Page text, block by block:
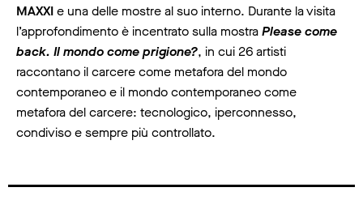
MAXXIe una delle mostre al suo interno. Durante la visita
l’approfondimento è incentrato sulla mostraPlease come
back. Il mondo come prigione?, in cui 26 artisti
raccontano il carcere come metafora del mondo
contemporaneo e il mondo contemporaneo come
metafora del carcere: tecnologico, iperconnesso,
condiviso e sempre più controllato.